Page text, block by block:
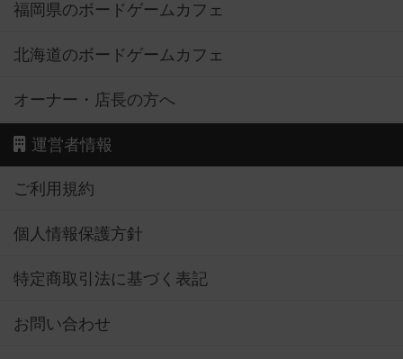
福岡県のボードゲームカフェ
北海道のボードゲームカフェ
オーナー・店長の方へ
運営者情報
ご利用規約
個人情報保護方針
特定商取引法に基づく表記
お問い合わせ